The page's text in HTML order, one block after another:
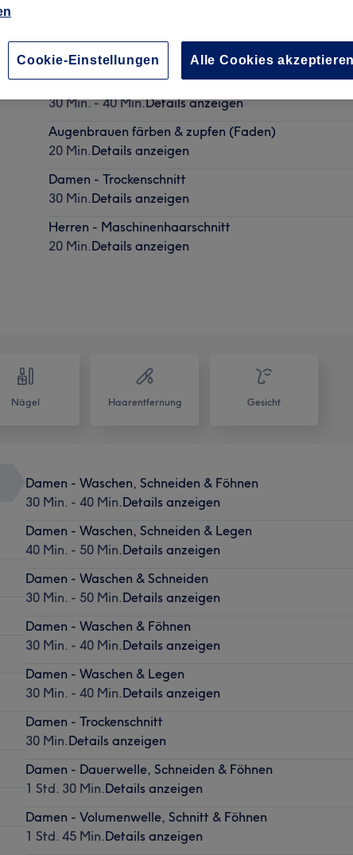
1 Std.Details anzeigen
Damen - Waschen, Schneiden & Föhnen
30 Min. - 40 Min.Details anzeigen
Augenbrauen färben & zupfen (Faden)
20 Min.Details anzeigen
Damen - Trockenschnitt
30 Min.Details anzeigen
Herren - Maschinenhaarschnitt
20 Min.Details anzeigen
Nägel Haarentfernung Gesicht
Damen - Waschen, Schneiden & Föhnen
30 Min. - 40 Min.Details anzeigen
Damen - Waschen, Schneiden & Legen
40 Min. - 50 Min.Details anzeigen
Damen - Waschen & Schneiden
30 Min. - 50 Min.Details anzeigen
Damen - Waschen & Föhnen
30 Min. - 40 Min.Details anzeigen
Damen - Waschen & Legen
30 Min. - 40 Min.Details anzeigen
Damen - Trockenschnitt
30 Min.Details anzeigen
Damen - Dauerwelle, Schneiden & Föhnen
1 Std. 30 Min.Details anzeigen
Damen - Volumenwelle, Schnitt & Föhnen
1 Std. 45 Min.Details anzeigen
Cookie-Einstellungen Alle Cookies